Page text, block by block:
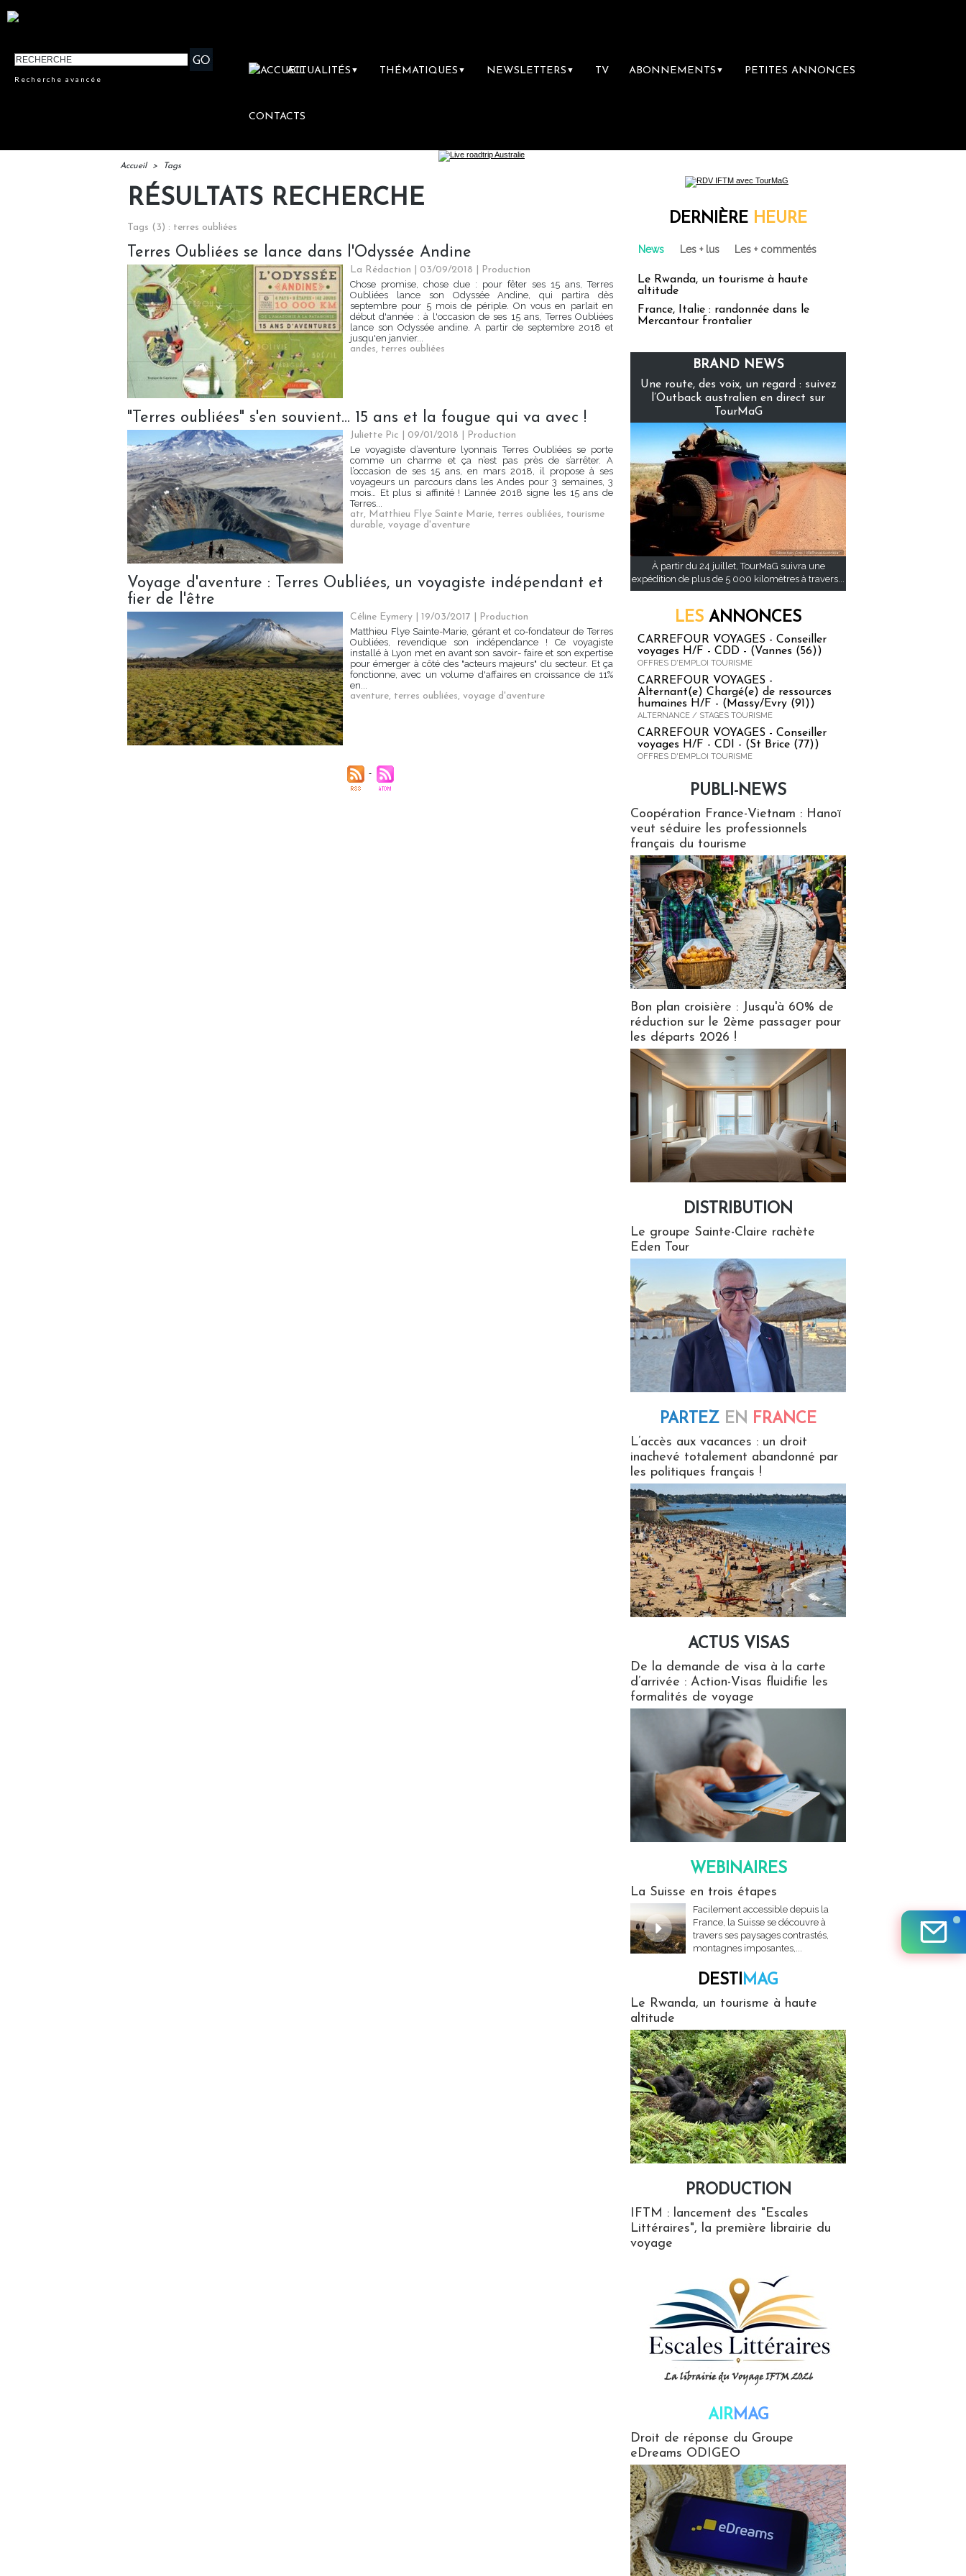
Recherche avancée
ACTUALITÉS ▼ THÉMATIQUES ▼ NEWSLETTERS ▼ TV ABONNEMENTS ▼ PETITES ANNONCES
CONTACTS
Accueil > Tags
RÉSULTATS RECHERCHE
Tags (3) : terres oubliées
Terres Oubliées se lance dans l'Odyssée Andine
La Rédaction | 03/09/2018
Production
Chose promise, chose due : pour fêter ses 15 ans, Terres
Oubliées lance son Odyssée Andine, qui partira dès
septembre pour 5 mois de périple. On vous en parlait en
début d'année : à l'occasion de ses 15 ans, Terres Oubliées
lance son Odyssée andine. A partir de septembre 2018 et
jusqu'en janvier...
andes, terres oubliées
"Terres oubliées" s'en souvient... 15 ans et la fougue qui va avec !
Juliette Pic | 09/01/2018
Production
Le voyagiste d’aventure lyonnais Terres Oubliées se porte
comme un charme et ça n’est pas près de s’arrêter. A
l’occasion de ses 15 ans, en mars 2018, il propose à ses
voyageurs un parcours dans les Andes pour 3 semaines, 3
mois… Et plus si affinité ! L’année 2018 signe les 15 ans de
Terres...
atr, Matthieu Flye Sainte Marie, terres oubliées, tourisme
durable, voyage d'aventure
Voyage d'aventure : Terres Oubliées, un voyagiste indépendant et
fier de l'être
Céline Eymery | 19/03/2017
Production
Matthieu Flye Sainte-Marie, gérant et co-fondateur de Terres
Oubliées, revendique son indépendance ! Ce voyagiste
installé à Lyon met en avant son savoir- faire et son expertise
pour émerger à côté des "acteurs majeurs" du secteur. Et ça
fonctionne, avec un volume d'affaires en croissance de 11%
en...
aventure, terres oubliées, voyage d'aventure
DERNIÈRE HEURE
News Les + lus Les + commentés
Le Rwanda, un tourisme à haute
altitude
France, Italie : randonnée dans le
Mercantour frontalier
BRAND NEWS
Une route, des voix, un regard : suivez
l’Outback australien en direct sur
TourMaG
À partir du 24 juillet, TourMaG suivra une
expédition de plus de 5 000 kilomètres à travers...
LES ANNONCES
CARREFOUR VOYAGES - Conseiller
voyages H/F - CDD - (Vannes (56))
OFFRES D'EMPLOI TOURISME
CARREFOUR VOYAGES -
Alternant(e) Chargé(e) de ressources
humaines H/F - (Massy/Evry (91))
ALTERNANCE / STAGES TOURISME
CARREFOUR VOYAGES - Conseiller
voyages H/F - CDI - (St Brice (77))
OFFRES D'EMPLOI TOURISME
PUBLI-NEWS
Coopération France-Vietnam : Hanoï
veut séduire les professionnels
français du tourisme
Bon plan croisière : Jusqu'à 60% de
réduction sur le 2ème passager pour
les départs 2026 !
DISTRIBUTION
Le groupe Sainte-Claire rachète
Eden Tour
PARTEZ EN FRANCE
L’accès aux vacances : un droit
inachevé totalement abandonné par
les politiques français !
ACTUS VISAS
De la demande de visa à la carte
d’arrivée : Action-Visas fluidifie les
formalités de voyage
WEBINAIRES
La Suisse en trois étapes
Facilement accessible depuis la
France, la Suisse se découvre à
travers ses paysages contrastés,
montagnes imposantes,...
DESTIMAG
Le Rwanda, un tourisme à haute
altitude
PRODUCTION
IFTM : lancement des "Escales
Littéraires", la première librairie du
voyage
AIRMAG
Droit de réponse du Groupe
eDreams ODIGEO